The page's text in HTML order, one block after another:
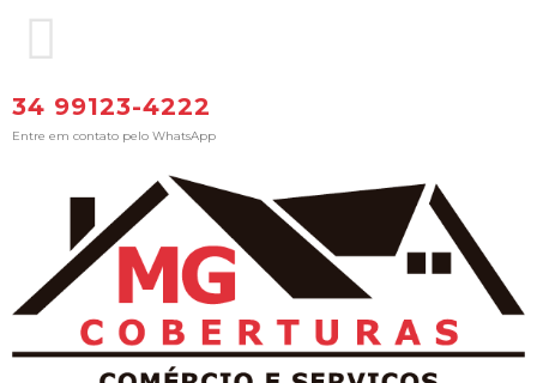
34 99123-4222
Entre em contato pelo WhatsApp